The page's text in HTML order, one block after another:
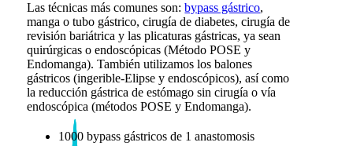
Las técnicas más comunes son:bypass gástrico,
manga o tubo gástrico, cirugía de diabetes, cirugía de
revisión bariátrica y las plicaturas gástricas, ya sean
quirúrgicas o endoscópicas (Método POSE y
Endomanga). También utilizamos los balones
gástricos (ingerible-Elipse y endoscópicos), así como
la reducción gástrica de estómago sin cirugía o vía
endoscópica (métodos POSE y Endomanga).
1000 bypass gástricos de 1 anastomosis